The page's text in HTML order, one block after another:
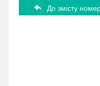
До змісту